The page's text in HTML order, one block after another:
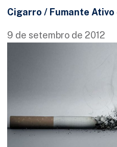
Cigarro / Fumante Ativo
9 de setembro de 2012